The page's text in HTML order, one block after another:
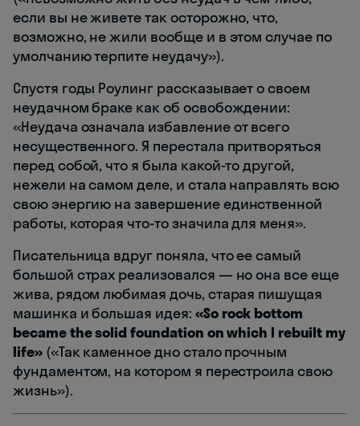
если вы не живете так осторожно, что,
возможно, не жили вообще и в этом случае по
умолчанию терпите неудачу»).
Спустя годы Роулинг рассказывает о своем
неудачном браке как об освобождении:
«Неудача означала избавление от всего
несущественного. Я перестала притворяться
перед собой, что я была какой-то другой,
нежели на самом деле, и стала направлять всю
свою энергию на завершение единственной
работы, которая что-то значила для меня».
Писательница вдруг поняла, что ее самый
большой страх реализовался — но она все еще
жива, рядом любимая дочь, старая пишущая
машинка и большая идея: «So rock bottom
became the solid foundation on which I rebuilt my
life»(«Так каменное дно стало прочным
фундаментом, на котором я перестроила свою
жизнь»).